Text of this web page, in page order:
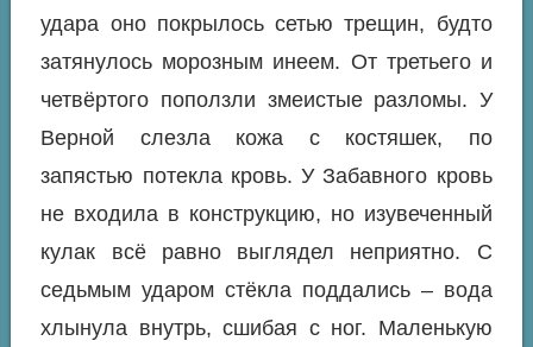
удара оно покрылось сетью трещин, будто
затянулось морозным инеем. От третьего и
четвёртого поползли змеистые разломы. У
Верной слезла кожа с костяшек, по
запястью потекла кровь. У Забавного кровь
не входила в конструкцию, но изувеченный
кулак всё равно выглядел неприятно. С
седьмым ударом стёкла поддались – вода
хлынула внутрь, сшибая с ног. Маленькую